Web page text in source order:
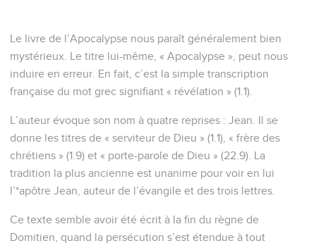
Le livre de l’Apocalypse nous paraît généralement bien
mystérieux. Le titre lui-même, « Apocalypse », peut nous
induire en erreur. En fait, c’est la simple transcription
française du mot grec signifiant « révélation » (1.1).
L’auteur évoque son nom à quatre reprises : Jean. Il se
donne les titres de « serviteur de Dieu » (1.1), « frère des
chrétiens » (1.9) et « porte-parole de Dieu » (22.9). La
tradition la plus ancienne est unanime pour voir en lui
l’*apôtre Jean, auteur de l’évangile et des trois lettres.
Ce texte semble avoir été écrit à la fin du règne de
Domitien, quand la persécution s’est étendue à tout